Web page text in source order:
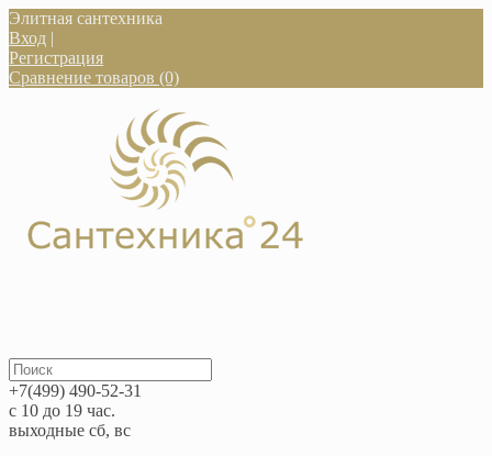
Элитная сантехника
Вход |
Регистрация
Сравнение товаров (0)
+7(499) 490-52-31
с 10 до 19 час.
выходные сб, вс